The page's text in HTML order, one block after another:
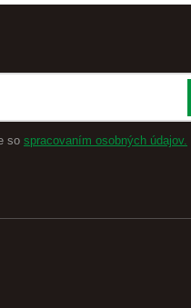
so spracovaním osobných údajov.